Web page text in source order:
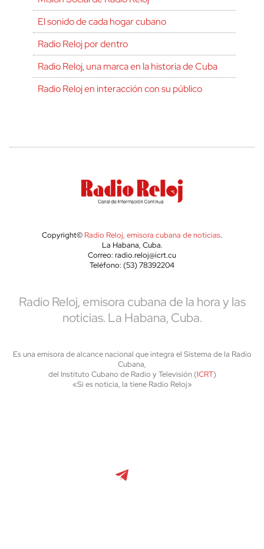
El sonido de cada hogar cubano
Radio Reloj por dentro
Radio Reloj, una marca en la historia de Cuba
Radio Reloj en interacción con su público
Copyright© Radio Reloj, emisora cubana de noticias.
La Habana, Cuba.
Correo: radio.reloj@icrt.cu
Teléfono: (53) 78392204
Radio Reloj, emisora cubana de la hora y las
noticias. La Habana, Cuba.
Es una emisora de alcance nacional que integra el Sistema de la Radio
Cubana,
del Instituto Cubano de Radio y Televisión (ICRT)
«Si es noticia, la tiene Radio Reloj»